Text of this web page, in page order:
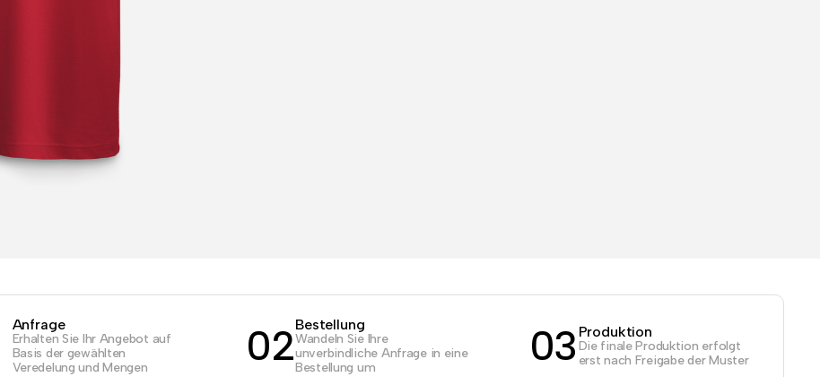
Anfrage
Erhalten Sie Ihr Angebot auf
Basis der gewählten
Veredelung und Mengen
02Bestellung
Wandeln Sie Ihre
unverbindliche Anfrage in eine
Bestellung um
03 Produktion
Die finale Produktion erfolgt
erst nach Freigabe der Muster